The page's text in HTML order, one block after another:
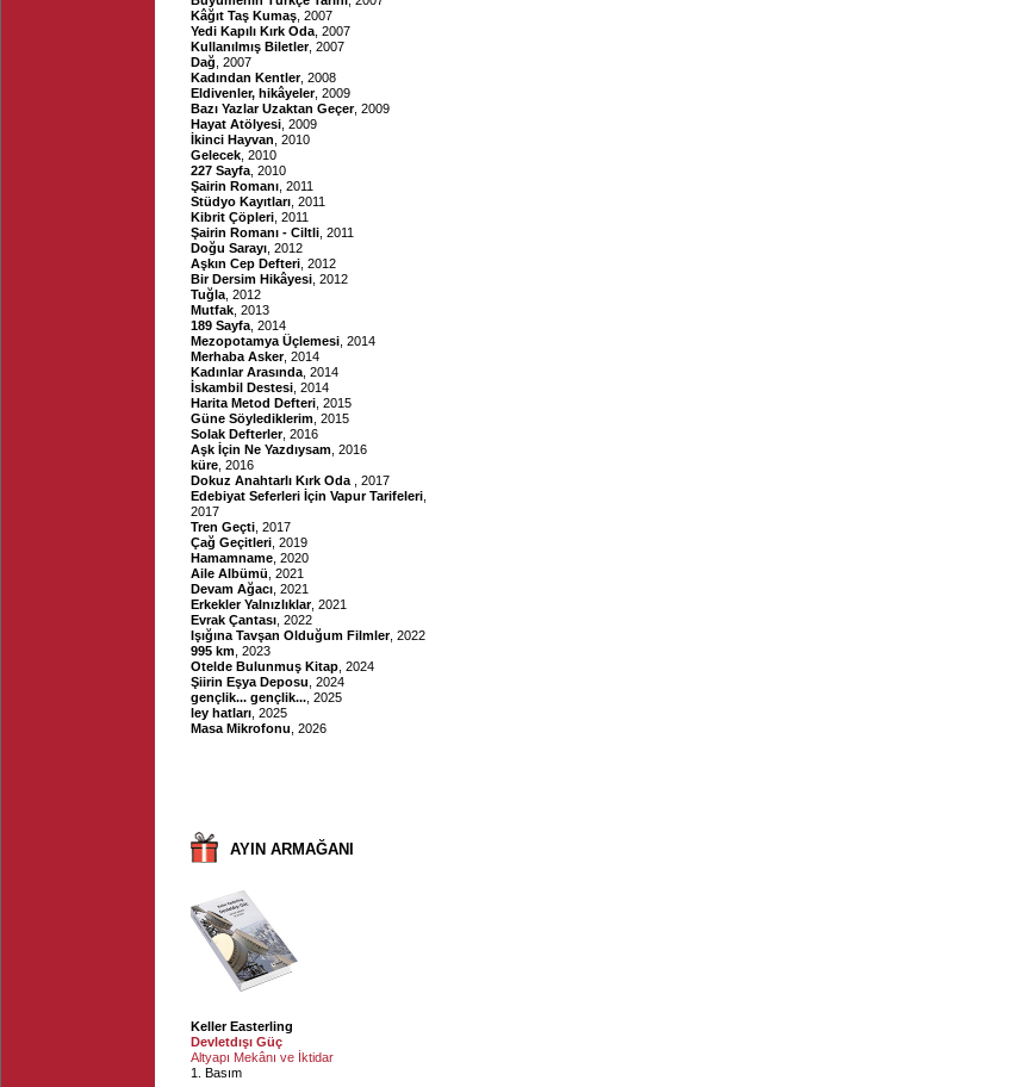
Kâğıt Taş Kumaş , 2007
Yedi Kapılı Kırk Oda , 2007
Kullanılmış Biletler, 2007
Dağ , 2007
Kadından Kentler, 2008
Eldivenler, hikâyeler, 2009
Bazı Yazlar Uzaktan Geçer, 2009
Hayat Atölyesi , 2009
İkinci Hayvan , 2010
Gelecek , 2010
227 Sayfa , 2010
Şairin Romanı , 2011
Stüdyo Kayıtları , 2011
Kibrit Çöpleri , 2011
Şairin Romanı - Ciltli , 2011
Doğu Sarayı , 2012
Aşkın Cep Defteri , 2012
Bir Dersim Hikâyesi , 2012
Tuğla , 2012
Mutfak , 2013
189 Sayfa , 2014
Mezopotamya Üçlemesi , 2014
Merhaba Asker, 2014
Kadınlar Arasında , 2014
İskambil Destesi , 2014
Harita Metod Defteri , 2015
Güne Söylediklerim , 2015
Solak Defterler, 2016
Aşk İçin Ne Yazdıysam , 2016
küre , 2016
Dokuz Anahtarlı Kırk Oda
, 2017
Edebiyat Seferleri İçin Vapur Tarifeleri
2017
Tren Geçti , 2017
Çağ Geçitleri , 2019
Hamamname , 2020
Aile Albümü , 2021
Devam Ağacı , 2021
Erkekler Yalnızlıklar, 2021
Evrak Çantası , 2022
Işığına Tavşan Olduğum Filmler, 2022
995 km , 2023
Otelde Bulunmuş Kitap , 2024
Şiirin Eşya Deposu , 2024
gençlik... gençlik... , 2025
ley hatları , 2025
Masa Mikrofonu , 2026
AYIN ARMAĞANI
Keller Easterling
Devletdışı Güç
Altyapı Mekânı ve İktidar
1. Basım